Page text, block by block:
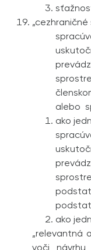
alebo
ako
ako
„relevantná